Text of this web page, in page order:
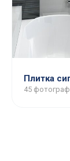
Плитка
45